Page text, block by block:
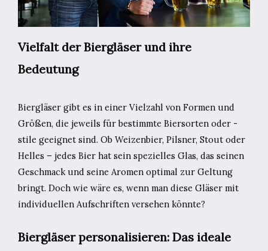
Vielfalt der Biergläser und ihre
Bedeutung
Biergläser gibt es in einer Vielzahl von Formen und
Größen, die jeweils für bestimmte Biersorten oder -
stile geeignet sind. Ob Weizenbier, Pilsner, Stout oder
Helles – jedes Bier hat sein spezielles Glas, das seinen
Geschmack und seine Aromen optimal zur Geltung
bringt. Doch wie wäre es, wenn man diese Gläser mit
individuellen Aufschriften versehen könnte?
Biergläser personalisieren: Das ideale